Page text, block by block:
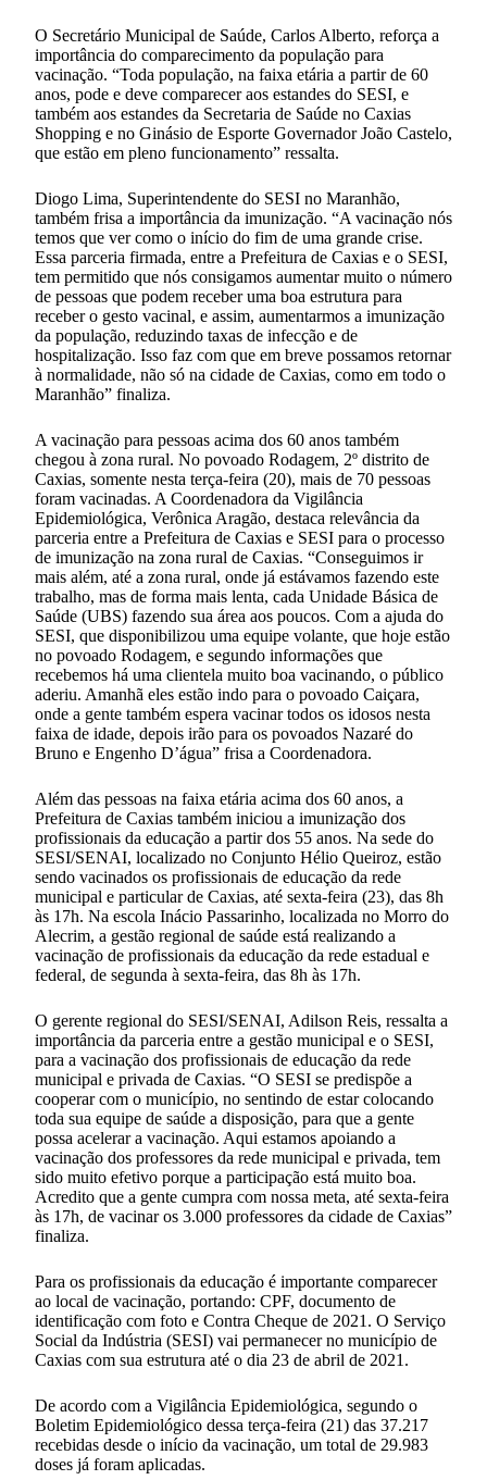
O Secretário Municipal de Saúde, Carlos Alberto, reforça a
importância do comparecimento da população para
vacinação. “Toda população, na faixa etária a partir de 60
anos, pode e deve comparecer aos estandes do SESI, e
também aos estandes da Secretaria de Saúde no Caxias
Shopping e no Ginásio de Esporte Governador João Castelo,
que estão em pleno funcionamento” ressalta.
Diogo Lima, Superintendente do SESI no Maranhão,
também frisa a importância da imunização. “A vacinação nós
temos que ver como o início do fim de uma grande crise.
Essa parceria firmada, entre a Prefeitura de Caxias e o SESI,
tem permitido que nós consigamos aumentar muito o número
de pessoas que podem receber uma boa estrutura para
receber o gesto vacinal, e assim, aumentarmos a imunização
da população, reduzindo taxas de infecção e de
hospitalização. Isso faz com que em breve possamos retornar
à normalidade, não só na cidade de Caxias, como em todo o
Maranhão” finaliza.
A vacinação para pessoas acima dos 60 anos também
chegou à zona rural. No povoado Rodagem, 2º distrito de
Caxias, somente nesta terça-feira (20), mais de 70 pessoas
foram vacinadas. A Coordenadora da Vigilância
Epidemiológica, Verônica Aragão, destaca relevância da
parceria entre a Prefeitura de Caxias e SESI para o processo
de imunização na zona rural de Caxias. “Conseguimos ir
mais além, até a zona rural, onde já estávamos fazendo este
trabalho, mas de forma mais lenta, cada Unidade Básica de
Saúde (UBS) fazendo sua área aos poucos. Com a ajuda do
SESI, que disponibilizou uma equipe volante, que hoje estão
no povoado Rodagem, e segundo informações que
recebemos há uma clientela muito boa vacinando, o público
aderiu. Amanhã eles estão indo para o povoado Caiçara,
onde a gente também espera vacinar todos os idosos nesta
faixa de idade, depois irão para os povoados Nazaré do
Bruno e Engenho D’água” frisa a Coordenadora.
Além das pessoas na faixa etária acima dos 60 anos, a
Prefeitura de Caxias também iniciou a imunização dos
profissionais da educação a partir dos 55 anos. Na sede do
SESI/SENAI, localizado no Conjunto Hélio Queiroz, estão
sendo vacinados os profissionais de educação da rede
municipal e particular de Caxias, até sexta-feira (23), das 8h
às 17h. Na escola Inácio Passarinho, localizada no Morro do
Alecrim, a gestão regional de saúde está realizando a
vacinação de profissionais da educação da rede estadual e
federal, de segunda à sexta-feira, das 8h às 17h.
O gerente regional do SESI/SENAI, Adilson Reis, ressalta a
importância da parceria entre a gestão municipal e o SESI,
para a vacinação dos profissionais de educação da rede
municipal e privada de Caxias. “O SESI se predispõe a
cooperar com o município, no sentindo de estar colocando
toda sua equipe de saúde a disposição, para que a gente
possa acelerar a vacinação. Aqui estamos apoiando a
vacinação dos professores da rede municipal e privada, tem
sido muito efetivo porque a participação está muito boa.
Acredito que a gente cumpra com nossa meta, até sexta-feira
às 17h, de vacinar os 3.000 professores da cidade de Caxias”
finaliza.
Para os profissionais da educação é importante comparecer
ao local de vacinação, portando: CPF, documento de
identificação com foto e Contra Cheque de 2021. O Serviço
Social da Indústria (SESI) vai permanecer no município de
Caxias com sua estrutura até o dia 23 de abril de 2021.
De acordo com a Vigilância Epidemiológica, segundo o
Boletim Epidemiológico dessa terça-feira (21) das 37.217
recebidas desde o início da vacinação, um total de 29.983
doses já foram aplicadas.